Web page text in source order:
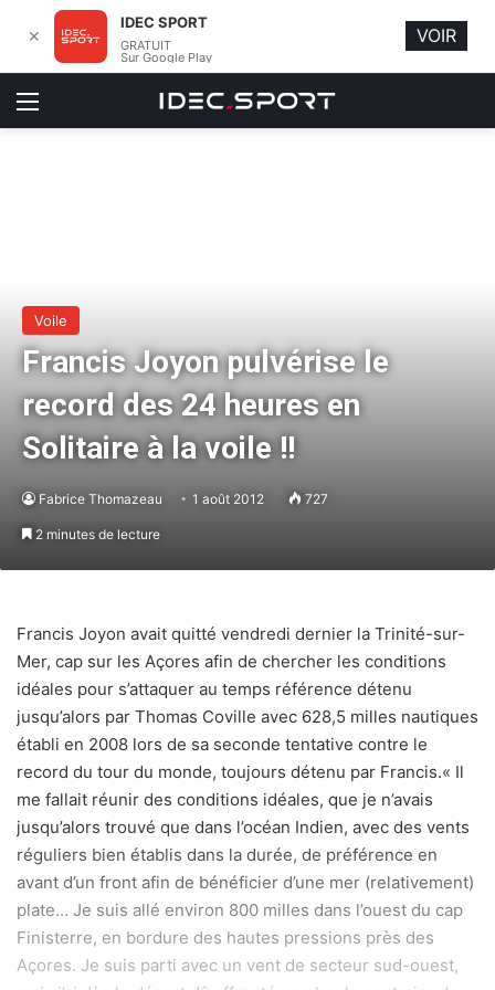
Menu
Voile
Francis Joyon pulvérise le
record des 24 heures en
Solitaire à la voile !!
Fabrice Thomazeau 1 août 2012 727
2 minutes de lecture
Francis Joyon avait quitté vendredi dernier la Trinité-sur-
Mer, cap sur les Açores afin de chercher les conditions
idéales pour s’attaquer au temps référence détenu
jusqu’alors par Thomas Coville avec 628,5 milles nautiques
établi en 2008 lors de sa seconde tentative contre le
record du tour du monde, toujours détenu par Francis.« Il
me fallait réunir des conditions idéales, que je n’avais
jusqu’alors trouvé que dans l’océan Indien, avec des vents
réguliers bien établis dans la durée, de préférence en
avant d’un front afin de bénéficier d’une mer (relativement)
plate… Je suis allé environ 800 milles dans l’ouest du cap
Finisterre, en bordure des hautes pressions près des
Açores. Je suis parti avec un vent de secteur sud-ouest,
✕
IDEC SPORT
GRATUIT
Sur Google Play
VOIR